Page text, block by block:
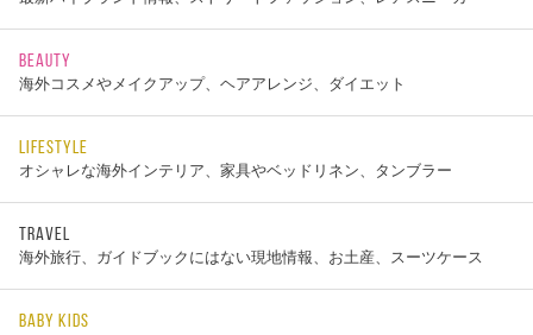
BEAUTY
海外コスメやメイクアップ、ヘアアレンジ、ダイエット
LIFESTYLE
オシャレな海外インテリア、家具やベッドリネン、タンブラー
TRAVEL
海外旅行、ガイドブックにはない現地情報、お土産、スーツケース
BABY KIDS